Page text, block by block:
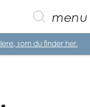
menu
som du finder her.